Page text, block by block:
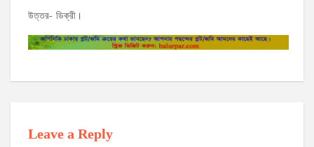
উত্তর- ডিক্রী।
Leave a Reply